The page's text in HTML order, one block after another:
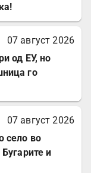
07 август 2026
од ЕУ, но
го
07 август 2026
село во
и